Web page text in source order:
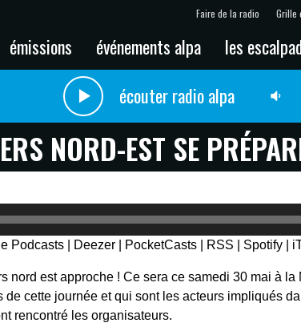
Faire de la radio Grille
émissions événements alpa les
écouter radio alpa
NORD-EST SE
Podcasts Deezer PocketCasts RSS Spotify
nord est approche ! Ce sera ce samedi 30 mai à
de cette journée et qui sont les acteurs impliqués
rencontré les organisateurs.